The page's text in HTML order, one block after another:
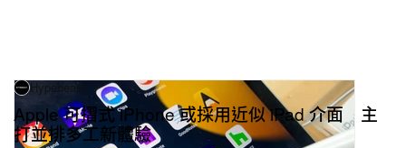
Hypebeast
Apple 可摺式 iPhone 或採用近似 iPad 介面 主
打並排多工新體驗